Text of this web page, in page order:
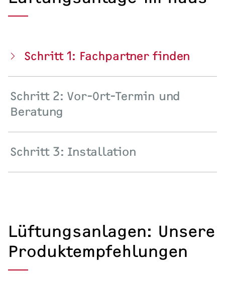
Schritt 1: Fachpartner finden
Schritt 2: Vor-Ort-Termin und
Beratung
Schritt 3: Installation
Lüftungsanlagen: Unsere
Produktempfehlungen